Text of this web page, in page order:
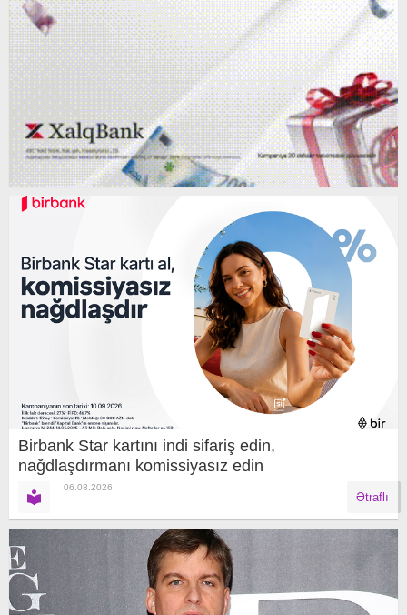
Birbank Star kartını indi sifariş edin,
nağdlaşdırmanı komissiyasız edin
06.08.2026
Ətraflı